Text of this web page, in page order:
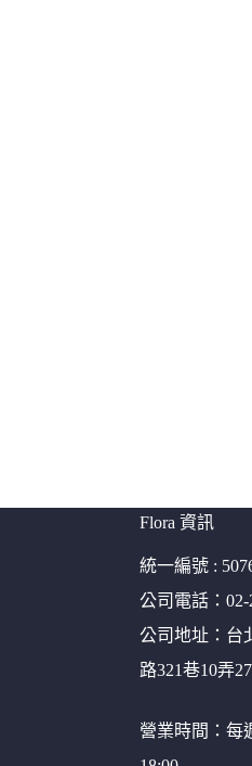
Flora 資訊
統一編號 :
公司電話：02-
公司地址：台
路321巷10弄
營業時間：每